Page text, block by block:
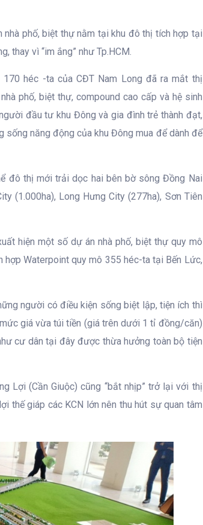
phố, biệt thự nằm tại khu đô thị tích hợp tại
thay vì “im ắng” như Tp.HCM.
héc -ta của CĐT Nam Long đã ra mắt thị
phố, biệt thự, compound cao cấp và hệ sinh
đầu tư khu Đông và gia đình trẻ thành đạt,
năng động của khu Đông mua để dành để
đô thị mới trải dọc hai bên bờ sông Đồng Nai
(1.000ha), Long Hưng City (277ha), Sơn Tiên
hiện một số dự án nhà phố, biệt thự quy mô
Waterpoint quy mô 355 héc-ta tại Bến Lức,
người có điều kiện sống biệt lập, tiện ích thì
giá vừa túi tiền (giá trên dưới 1 tỉ đồng/căn)
cư dân tại đây được thừa hưởng toàn bộ tiện
Lợi (Cần Giuộc) cũng “bắt nhịp” trở lại với thị
thế giáp các KCN lớn nên thu hút sự quan tâm